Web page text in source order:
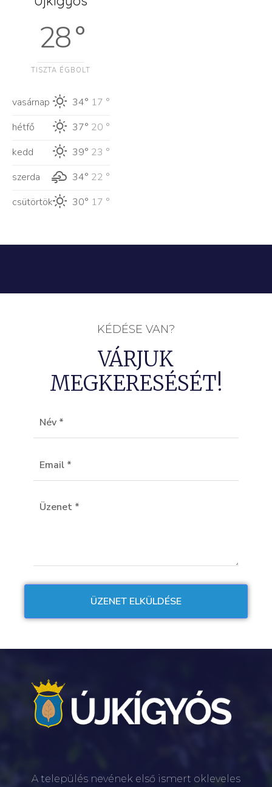
28 °
TISZTA ÉGBOLT
vasárnap 34° 17 °
hétfő
37° 20 °
kedd
39° 23 °
szerda
34° 22 °
csütörtök
30° 17 °
KÉDÉSE VAN?
VÁRJUK
MEGKERESÉSÉT!
A település nevének első ismert okleveles